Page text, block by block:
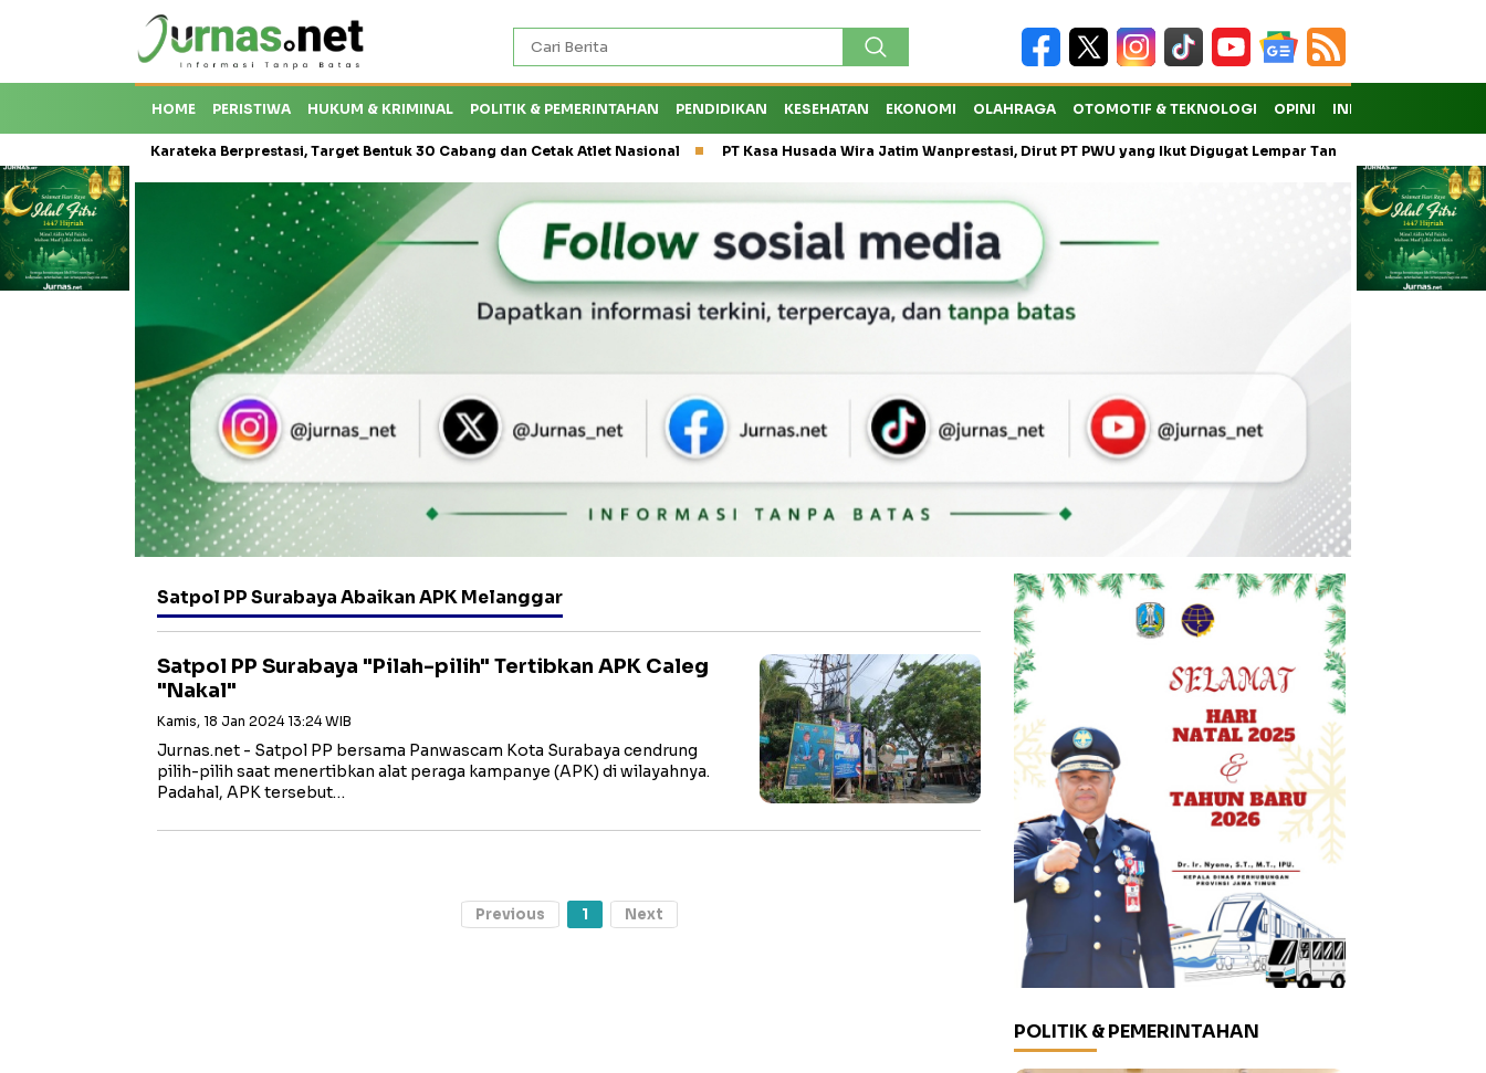
HOME PERISTIWA HUKUM & KRIMINAL POLITIK & PEMERINTAHAN PENDIDIKAN KESEHATAN EKONOMI OLAHRAGA OTOMOTIF & TEKNOLOGI OPINI INDEKS
Krisis Karateka Berprestasi, Target Bentuk 30 Cabang dan Cetak Atlet Nasional PT Kasa Husada Wira Jatim Wanprestasi, Dirut PT PWU yang Ikut Digugat Lempar Tanggung Jawab ke Anak Usaha
Satpol PP Surabaya Abaikan APK Melanggar
Satpol PP Surabaya "Pilah-pilih" Tertibkan APK Caleg
"Nakal"
Kamis, 18 Jan 2024 13:24 WIB
Jurnas.net - Satpol PP bersama Panwascam Kota Surabaya cendrung
pilih-pilih saat menertibkan alat peraga kampanye (APK) di wilayahnya.
Padahal, APK tersebut…
Previous 1 Next
POLITIK & PEMERINTAHAN